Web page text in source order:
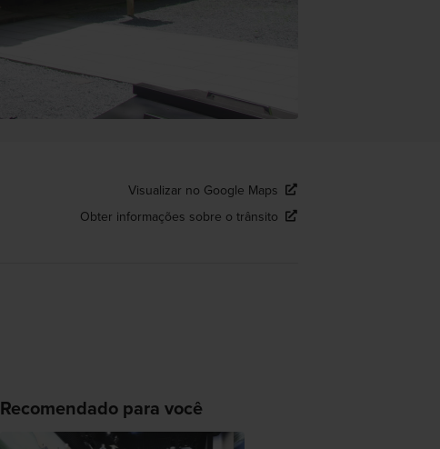
Visualizar no Google Maps
Obter informações sobre o trânsito
Recomendado para você